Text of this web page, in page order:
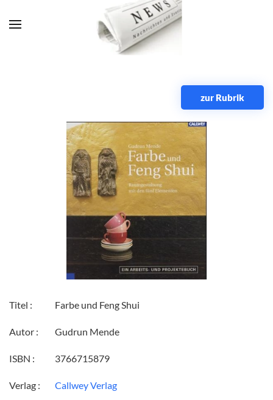
Zum Hauptinhalt springen
zur Rubrik
Titel : Farbe und Feng Shui
Autor : Gudrun Mende
ISBN : 3766715879
Verlag : Callwey Verlag